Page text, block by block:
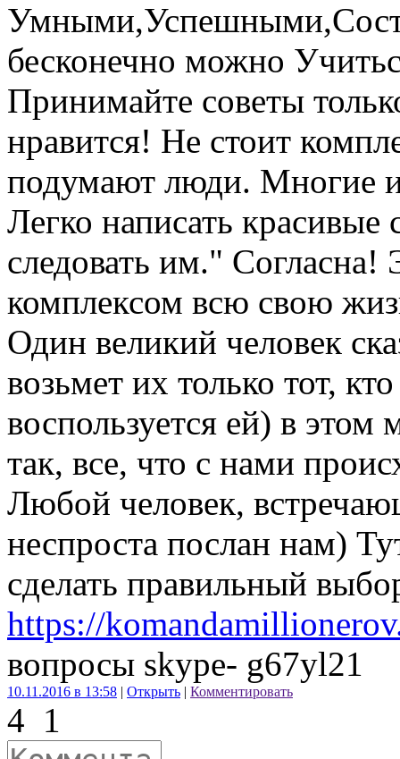
бесконечно можно
Принимайте советы
нравится! Не стоит
подумают люди. Многие
Легко написать красивые
следовать им."
комплексом всю свою
Один великий человек
возьмет их только тот,
воспользуется ей) в этом
так, все, что с нами
Любой человек,
неспроста послан нам)
сделать правильный
https://
вопросы skype- g67yl21
10.11.2016 в 13:58 | Открыть | Комментировать
4 1